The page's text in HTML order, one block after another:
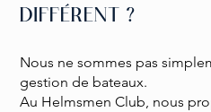
DIFFÉRENT ?
Nous ne sommes pas
gestion de bateaux.
Au Helmsmen Club, nous